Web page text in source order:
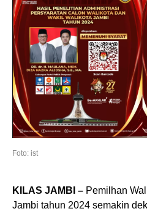
Foto: ist
KILAS JAMBI – Pemilhan
Jambi tahun 2024 semakin